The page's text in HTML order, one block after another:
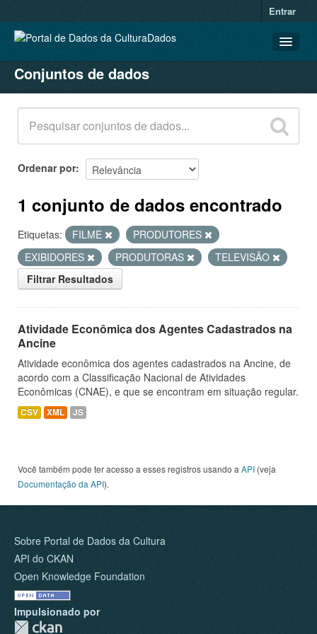
Entrar
CONJUNTOS DE DADOS
ORGANIZAÇÕES
GRUPOS
SOBRE
Conjuntos de dados
Ordenar por
1 conjunto de dados encontrado
Etiquetas: FILME
PRODUTORES
EXIBIDORES
PRODUTORAS
TELEVISÃO
Filtrar Resultados
Atividade Econômica dos Agentes Cadastrados na
Ancine
Atividade econômica dos agentes cadastrados na Ancine, de
acordo com a Classificação Nacional de Atividades
Econômicas (CNAE), e que se encontram em situação regular.
CSV XML JS
Você também pode ter acesso a esses registros usando a API (veja
Documentação da API).
Sobre Portal de Dados da Cultura
API do CKAN
Open Knowledge Foundation
Impulsionado por